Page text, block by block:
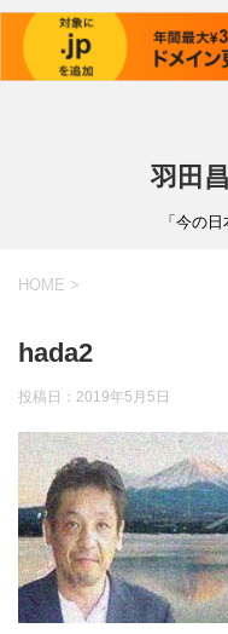
羽田
「今の
HOME >
hada2
投稿日： 2019年5月5日